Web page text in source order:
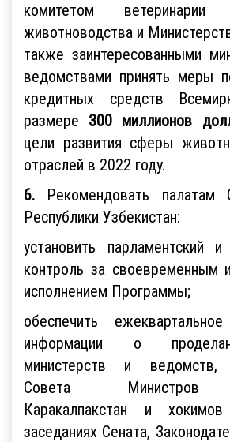
комитетом
животноводства и
также заинтересованными
ведомствами принять меры
кредитных средств
размере 300 миллионов
цели развития сферы
отраслей в 2022 году.
6. Рекомендовать
Республики Узбекистан:
установить парламентский
контроль за своевременным
исполнением Программы;
обеспечить
информации о
министерств и ведомств,
Совета Министров
Каракалпакстан и
заседаниях Сената,